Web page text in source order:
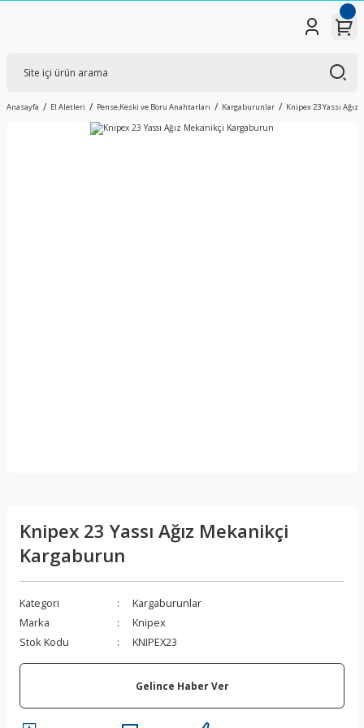
Anasayfa El Aletleri Pense,Keski ve Boru Anahtarları Kargaburunlar Knipex 23 Yassı
Knipex 23 Yassı Ağız Mekanikçi
Kargaburun
Kategori
Kargaburunlar
Marka
Knipex
Stok Kodu
KNIPEX23
Gelince Haber Ver